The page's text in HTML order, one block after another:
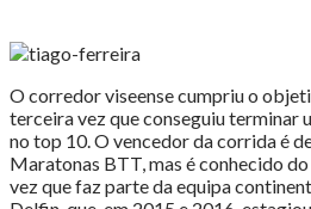
O corredor viseense cumpriu o
terceira vez que conseguiu terminar
no top 10. O vencedor da corrida é
Maratonas BTT, mas é conhecido
vez que faz parte da equipa